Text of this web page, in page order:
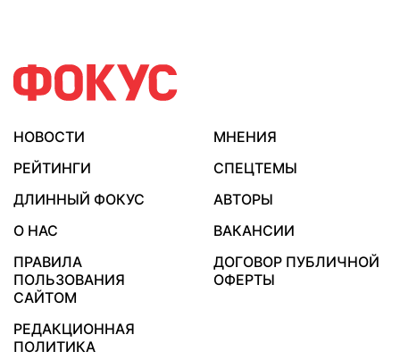
НОВОСТИ
МНЕНИЯ
РЕЙТИНГИ
СПЕЦТЕМЫ
ДЛИННЫЙ ФОКУС
АВТОРЫ
О НАС
ВАКАНСИИ
ПРАВИЛА
ПОЛЬЗОВАНИЯ
САЙТОМ
ДОГОВОР ПУБЛИЧНОЙ
ОФЕРТЫ
РЕДАКЦИОННАЯ
ПОЛИТИКА